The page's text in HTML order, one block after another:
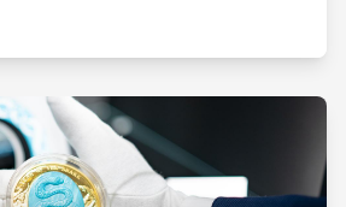
aktuálně Charlesem III.
si můžete od pátku 29.
a zakoupit na brněnské
Prodejní výstava potrvá do